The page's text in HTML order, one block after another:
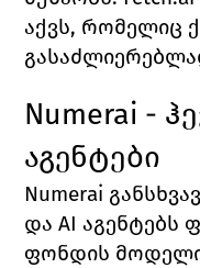
აქვს, რომელიც
Numerai -
აგენტები
Numerai
და AI აგენტებს
ფონდის